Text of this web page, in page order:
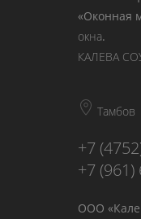
«Оконная
окна.
КАЛЕВА
Тамбов
+7
+7 (961)
ООО